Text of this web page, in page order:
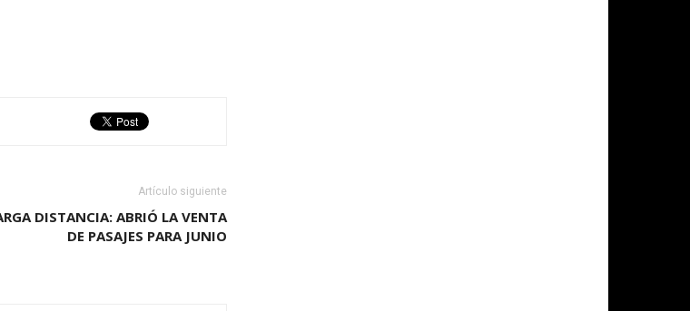
Artículo siguiente
DISTANCIA: ABRIÓ LA VENTA
DE PASAJES PARA JUNIO